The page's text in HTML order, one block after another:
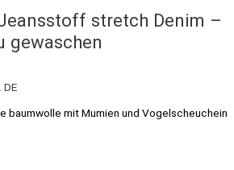
stretch Denim –
gewaschen
DE